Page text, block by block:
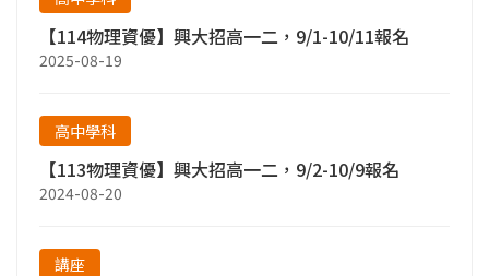
【114物理資優】興大招高一二，9/1-10/11報名
2025-08-19
高中學科
【113物理資優】興大招高一二，9/2-10/9報名
2024-08-20
講座